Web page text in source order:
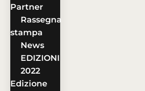
Partner
Rassegna
stampa
News
EDIZIONI
2022
Edizione